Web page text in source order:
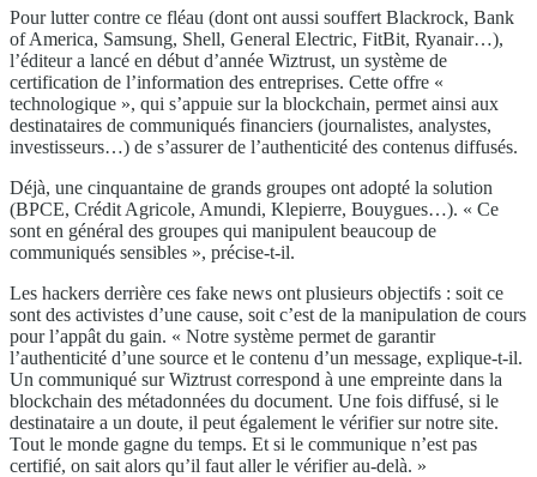
Pour lutter contre ce fléau (dont ont aussi souffert Blackrock, Bank
of America, Samsung, Shell, General Electric, FitBit, Ryanair…),
l’éditeur a lancé en début d’année Wiztrust, un système de
certification de l’information des entreprises. Cette offre «
technologique », qui s’appuie sur la blockchain, permet ainsi aux
destinataires de communiqués financiers (journalistes, analystes,
investisseurs…) de s’assurer de l’authenticité des contenus diffusés.
Déjà, une cinquantaine de grands groupes ont adopté la solution
(BPCE, Crédit Agricole, Amundi, Klepierre, Bouygues…). « Ce
sont en général des groupes qui manipulent beaucoup de
communiqués sensibles », précise-t-il.
Les hackers derrière ces fake news ont plusieurs objectifs : soit ce
sont des activistes d’une cause, soit c’est de la manipulation de cours
pour l’appât du gain. « Notre système permet de garantir
l’authenticité d’une source et le contenu d’un message, explique-t-il.
Un communiqué sur Wiztrust correspond à une empreinte dans la
blockchain des métadonnées du document. Une fois diffusé, si le
destinataire a un doute, il peut également le vérifier sur notre site.
Tout le monde gagne du temps. Et si le communique n’est pas
certifié, on sait alors qu’il faut aller le vérifier au-delà. »